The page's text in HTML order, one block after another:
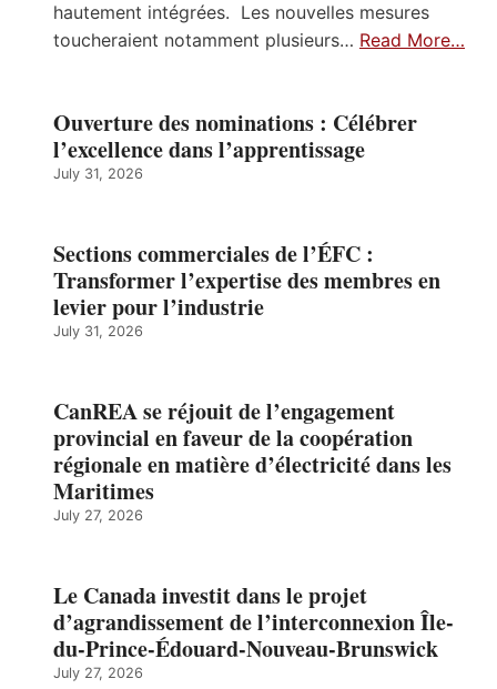
hautement intégrées. Les nouvelles mesures
toucheraient notamment plusieurs… Read More…
Ouverture des nominations : Célébrer
l’excellence dans l’apprentissage
July 31, 2026
Sections commerciales de l’ÉFC :
Transformer l’expertise des membres en
levier pour l’industrie
July 31, 2026
CanREA se réjouit de l’engagement
provincial en faveur de la coopération
régionale en matière d’électricité dans les
Maritimes
July 27, 2026
Le Canada investit dans le projet
d’agrandissement de l’interconnexion Île-
du-Prince-Édouard-Nouveau-Brunswick
July 27, 2026